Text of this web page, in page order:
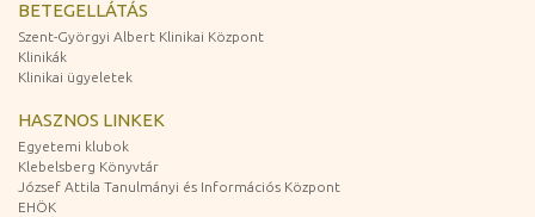
BETEGELLÁTÁS
Szent-Györgyi Albert Klinikai Központ
Klinikák
Klinikai ügyeletek
HASZNOS LINKEK
Egyetemi klubok
Klebelsberg Könyvtár
József Attila Tanulmányi és Információs Központ
EHÖK